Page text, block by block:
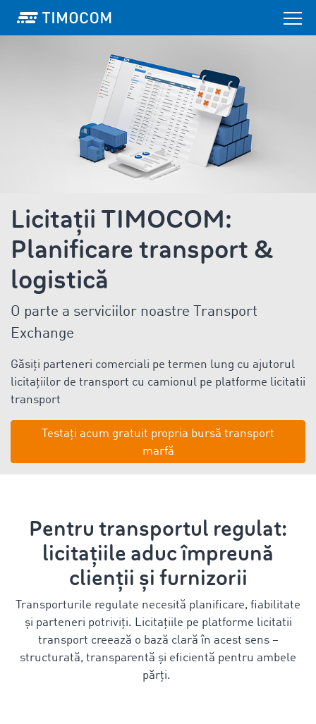
Licitații TIMOCOM:
Planificare transport &
logistică
O parte a serviciilor noastre Transport
Exchange
Găsiți parteneri comerciali pe termen lung cu ajutorul
licitațiilor de transport cu camionul pe platforme licitatii
transport
Testați acum gratuit propria bursă transport
marfă
Pentru transportul regulat:
licitațiile aduc împreună
clienții și furnizorii
Transporturile regulate necesită planificare, fiabilitate
și parteneri potriviți. Licitațiile pe platforme licitatii
transport creează o bază clară în acest sens –
structurată, transparentă și eficientă pentru ambele
părți.